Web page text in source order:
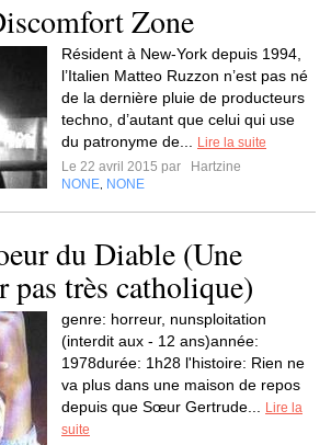
Zone
Résident à New-York depuis 1994,
l’Italien Matteo Ruzzon n’est pas né
de la dernière pluie de producteurs
techno, d’autant que celui qui use
du patronyme de...
Lire la suite
Le 22 avril 2015 par
Hartzine
NONE NONE
du Diable (Une
pas très catholique)
genre: horreur, nunsploitation
(interdit aux - 12 ans)année:
1978durée: 1h28 l'histoire: Rien ne
va plus dans une maison de repos
depuis que Sœur Gertrude...
Lire la
suite